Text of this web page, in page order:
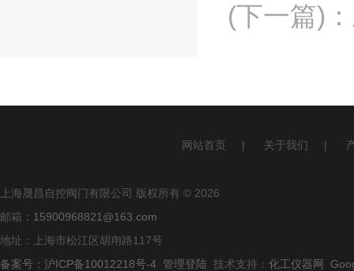
(下一篇) ：
网站首页 | 关于我们 |
上海晟昌自控阀门有限公司 版权所有 © 2026
邮箱： 15900968821@163.com
地址：上海市松江区胡甪路117号
备案号：沪ICP备10012218号-4 管理登陆 技术支持： 化工仪器网